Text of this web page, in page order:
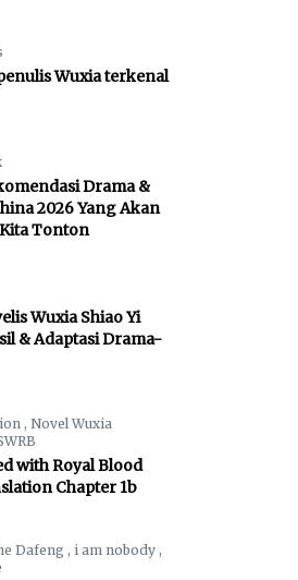
Wuxia terkenal
Drama &
2026 Yang Akan
Tonton
Wuxia Shiao Yi
& Adaptasi Drama-
, Novel Wuxia
with Royal Blood
Chapter 1b
Dafeng , i am nobody ,